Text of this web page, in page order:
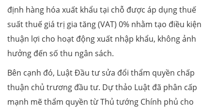
định hàng hóa xuất khẩu tại chỗ được áp dụng thuế
suất thuế giá trị gia tăng (VAT) 0% nhằm tạo điều kiện
thuận lợi cho hoạt động xuất nhập khẩu, không ảnh
hưởng đến số thu ngân sách.
Bên cạnh đó, Luật Đầu tư sửa đổi thẩm quyền chấp
thuận chủ trương đầu tư. Dự thảo Luật đã phân cấp
mạnh mẽ thẩm quyền từ Thủ tướng Chính phủ cho